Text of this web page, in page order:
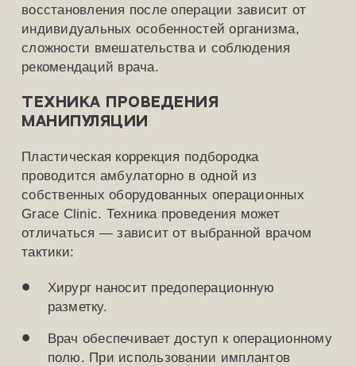
восстановления после операции зависит от
индивидуальных особенностей организма,
сложности вмешательства и соблюдения
рекомендаций врача.
Техника проведения
манипуляции
Пластическая коррекция подбородка
проводится амбулаторно в одной из
собственных оборудованных операционных
Grace Clinic. Техника проведения может
отличаться — зависит от выбранной врачом
тактики:
Хирург наносит предоперационную
разметку.
Врач обеспечивает доступ к операционному
полю. При использовании имплантов